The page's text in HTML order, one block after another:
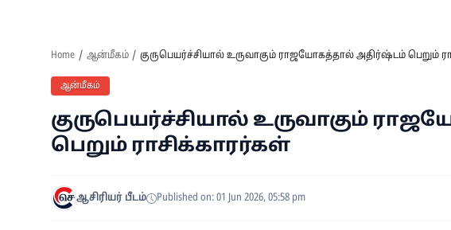
Home ஆன்மீகம் குருபெயர்ச்சியால் உருவாகும் ராஜயோகத்தால் அதிர்ஷ்டம் பெறும்
ஆன்மீகம்
குருபெயர்ச்சியால் உருவாகும்
பெறும் ராசிக்காரர்கள்
ஆசிரியர் பீடம் Published on: 01 Jun 2026, 05:58 pm